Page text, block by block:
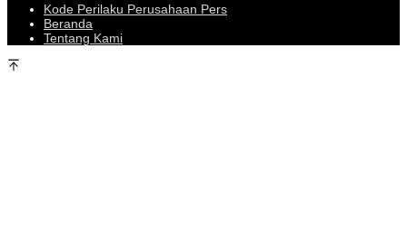
Kode Perilaku Perusahaan Pers
Beranda
Tentang Kami